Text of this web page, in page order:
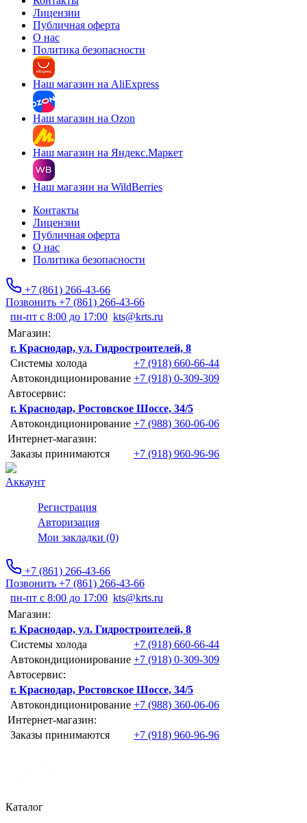
Лицензии
Публичная оферта
О нас
Политика безопасности
Наш магазин на AliExpress
Наш магазин на Ozon
Наш магазин на Яндекс.Маркет
Наш магазин на WildBerries
Контакты
Лицензии
Публичная оферта
О нас
Политика безопасности
+7 (861) 266-43-66
Позвонить +7 (861) 266-43-66
пн-пт с 8:00 до 17:00 kts@krts.ru
Магазин:
г. Краснодар, ул. Гидростроителей, 8
Системы холода
+7 (918) 660-66-44
Автокондиционирование +7 (918) 0-309-309
Автосервис:
г. Краснодар, Ростовское Шоссе, 34/5
Автокондиционирование +7 (988) 360-06-06
Интернет-магазин:
Заказы принимаются
+7 (918) 960-96-96
Аккаунт
Регистрация
Авторизация
Мои закладки (0)
+7 (861) 266-43-66
Позвонить +7 (861) 266-43-66
пн-пт с 8:00 до 17:00 kts@krts.ru
Магазин:
г. Краснодар, ул. Гидростроителей, 8
Системы холода
+7 (918) 660-66-44
Автокондиционирование +7 (918) 0-309-309
Автосервис:
г. Краснодар, Ростовское Шоссе, 34/5
Автокондиционирование +7 (988) 360-06-06
Интернет-магазин:
Заказы принимаются
+7 (918) 960-96-96
Каталог